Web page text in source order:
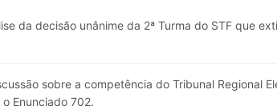
da decisão unânime da 2ª Turma do STF que
sobre a competência do Tribunal Regional
Enunciado 702.